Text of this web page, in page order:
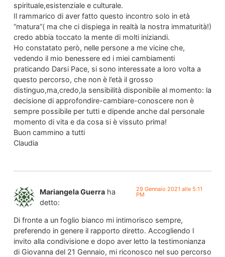
spirituale,esistenziale e culturale.
Il rammarico di aver fatto questo incontro solo in età
“matura”( ma che ci dispiega in realtà la nostra immaturità!)
credo abbia toccato la mente di molti iniziandi.
Ho constatato però, nelle persone a me vicine che,
vedendo il mio benessere ed i miei cambiamenti
praticando Darsi Pace, si sono interessate a loro volta a
questo percorso, che non è l’età il grosso
distinguo,ma,credo,la sensibilità disponibile al momento: la
decisione di approfondire-cambiare-conoscere non è
sempre possibile per tutti e dipende anche dal personale
momento di vita e da cosa si è vissuto prima!
Buon cammino a tutti
Claudia
Mariangela Guerra ha
detto:
29 Gennaio 2021 alle 5:11
PM
Di fronte a un foglio bianco mi intimorisco sempre,
preferendo in genere il rapporto diretto. Accogliendo l
invito alla condivisione e dopo aver letto la testimonianza
di Giovanna del 21 Gennaio, mi riconosco nel suo percorso